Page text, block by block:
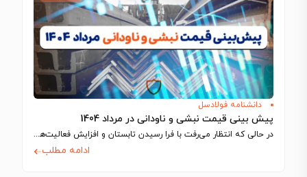
دانشنامه فولادسل
پیش بینی قیمت نبشی و ناودانی در مرداد 1404
در حالی که انتظار می‌رفت با فرا رسیدن تابستان و افزایش فعالیت‌های ساختمانی، بازار…
ادامه مطلب